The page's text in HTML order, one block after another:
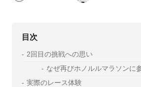
目次
2回目の挑戦への思い
なぜ再びホノルルマラソンに
実際のレース体験